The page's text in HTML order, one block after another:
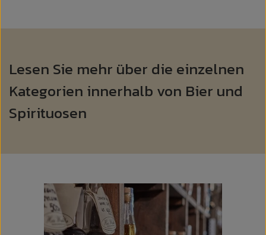
Lesen Sie mehr über die einzelnen
Kategorien innerhalb von Bier und
Spirituosen